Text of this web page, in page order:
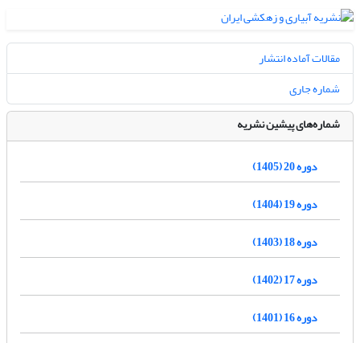
مقالات آماده انتشار
شماره جاری
شماره‌های پیشین نشریه
دوره 20 (1405)
دوره 19 (1404)
دوره 18 (1403)
دوره 17 (1402)
دوره 16 (1401)